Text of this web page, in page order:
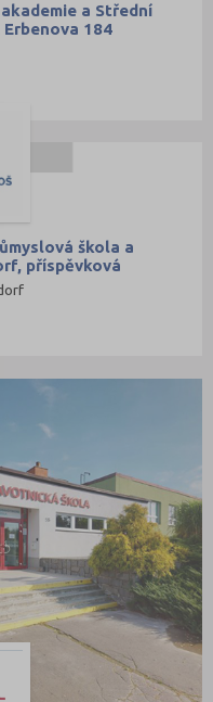
a Střední
184
škola a
příspěvková